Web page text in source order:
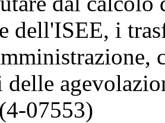
dell'ISEE, i
07553)